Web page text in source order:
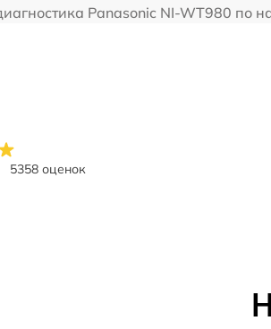
Panasonic NI-WT980 по
5358 оценок